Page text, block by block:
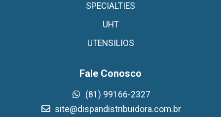
SPECIALTIES
UHT
UTENSILIOS
Fale Conosco
(81) 99166-2327
site@dispandistribuidora.com.br